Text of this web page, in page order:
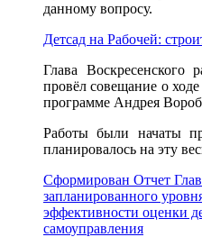
данному вопросу.
Детсад на Рабочей:
Глава Воскресенского
провёл совещание о ходе
программе Андрея
Работы были начаты
планировалось на эту
Сформирован Отчет
запланированного
эффективности оценки
самоуправления